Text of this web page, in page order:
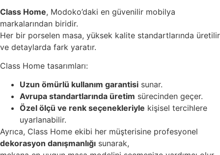
Class Home, Modoko’daki en güvenilir mobilya
markalarından biridir.
Her bir porselen masa, yüksek kalite standartlarında üretilir
ve detaylarda fark yaratır.
Class Home tasarımları:
Uzun ömürlü kullanım garantisi sunar.
Avrupa standartlarında üretim sürecinden geçer.
Özel ölçü ve renk seçenekleriyle kişisel tercihlere
uyarlanabilir.
Ayrıca, Class Home ekibi her müşterisine profesyonel
dekorasyon danışmanlığı sunarak,